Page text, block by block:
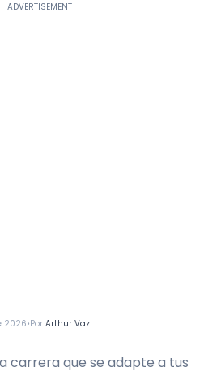
2026•Por Arthur Vaz
ADVERTISEMENT